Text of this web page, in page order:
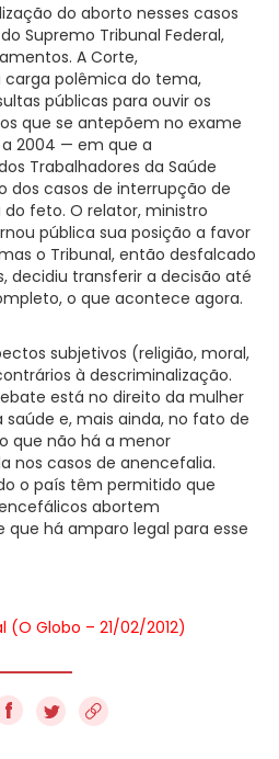
do aborto nesses casos
Supremo Tribunal Federal,
A Corte,
polêmica do tema,
públicas para ouvir os
que se antepõem no exame
2004 — em que a
Trabalhadores da Saúde
dos casos de interrupção de
feto. O relator, ministro
pública sua posição a favor
o Tribunal, então desfalcado
decidiu transferir a decisão até
o que acontece agora.
subjetivos (religião, moral,
à descriminalização.
está no direito da mulher
e, mais ainda, no fato de
que não há a menor
nos casos de anencefalia.
o país têm permitido que
abortem
que há amparo legal para esse
Globo – 21/02/2012)
f